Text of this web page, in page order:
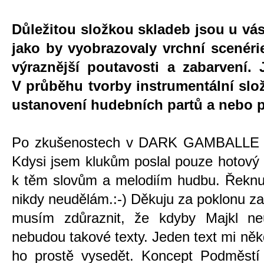
Důležitou složkou skladeb jsou u
jako by vyobrazovaly vrchní
výraznější poutavosti a zabarvení.
V průběhu tvorby instrumentální
ustanovení hudebních partů a nebo
Po zkušenostech v DARK
Kdysi jsem klukům poslal pouze
k těm slovům a melodiím hudbu.
nikdy neudělám.:-) Děkuju za poklonu
musím zdůraznit, že kdyby Majkl
nebudou takové texty. Jeden text mi
ho prostě vysedět. Koncept